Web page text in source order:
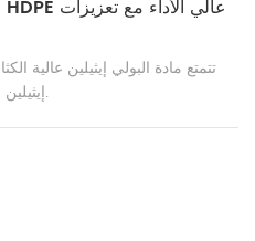
تتمتع مادة البولي إيثيلين عالية
إيثيلين الأخرى، مما يجعلها أكثر صلابة وقوة.